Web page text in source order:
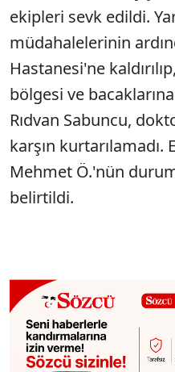
ekipleri sevk edildi.
müdahalelerinin
Hastanesi'ne
bölgesi ve
Rıdvan Sabuncu,
karşın kurtarılamadı.
Mehmet Ö.'nün
belirtildi.